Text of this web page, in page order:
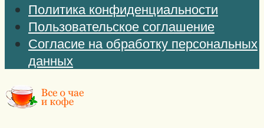
Политика конфиденциальности
Пользовательское соглашение
Согласие на обработку персональных
данных